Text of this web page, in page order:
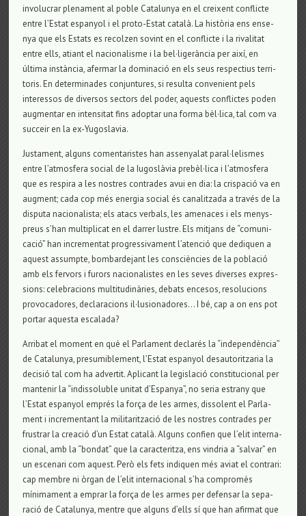
invo­lu­crar ple­na­ment al poble Cata­lu­nya en el crei­xent con­flicte
entre l’Estat espa­nyol i el proto-Estat català. La història ens ense­
nya que els Estats es recol­zen sovint en el con­flicte i la riva­li­tat
entre ells, ati­ant el naci­o­na­lisme i la bel·ligerància per així, en
última instància, afer­mar la domi­nació en els seus res­pec­tius ter­ri­
to­ris. En deter­mi­na­des con­jun­tu­res, si resulta con­ve­ni­ent pels
interes­sos de diver­sos sec­tors del poder, aquests con­flic­tes poden
aug­men­tar en inten­si­tat fins adop­tar una forma bèl·lica, tal com va
suc­ceir en la ex-Yugos­la­via.
Jus­ta­ment, alguns comen­ta­ris­tes han asse­nya­lat paral·lelis­mes
entre l’atmos­fera social de la Iugoslàvia prebèl·lica i l’atmos­fera
que es res­pira a les nos­tres con­tra­des avui en dia: la cris­pació va en
aug­ment; cada cop més ener­gia social és cana­lit­zada a través de la
dis­puta naci­o­na­lista; els atacs ver­bals, les ame­na­ces i els menys­
preus s’han mul­ti­pli­cat en el dar­rer lus­tre. Els mit­jans de “comu­ni­
cació” han incre­men­tat pro­gres­si­va­ment l’atenció que dedi­quen a
aquest assumpte, bom­bar­de­jant les consciències de la població
amb els fer­vors i furors naci­o­na­lis­tes en les seves diver­ses expres­
si­ons: cele­bra­ci­ons mul­ti­tu­dinàries, debats ence­sos, reso­lu­ci­ons
pro­vo­ca­do­res, decla­ra­ci­ons il·lusi­o­na­do­res… I bé, cap a on ens pot
por­tar aquesta esca­lada?
Arri­bat el moment en què el Par­la­ment declarés la “inde­pendència”
de Cata­lu­nya, pre­su­mi­ble­ment, l’Estat espa­nyol desau­to­rit­za­ria la
decisió tal com ha adver­tit. Apli­cant la legis­lació cons­ti­tu­ci­o­nal per
man­te­nir la “indis­so­lu­ble uni­tat d’Espa­nya”, no seria estrany que
l’Estat espa­nyol emprés la força de les armes, dis­so­lent el Par­la­
ment i incre­men­tant la mili­ta­rit­zació de les nos­tres con­tra­des per
frus­trar la cre­ació d’un Estat català. Alguns con­fien que l’elit inter­na­
ci­o­nal, amb la “bon­dat” que la carac­te­ritza, ens vin­dria a “sal­var” en
un esce­nari com aquest. Però els fets indi­quen més aviat el con­trari:
cap mem­bre ni òrgan de l’elit inter­na­ci­o­nal s’ha com­promès
mínima­ment a emprar la força de les armes per defen­sar la sepa­
ració de Cata­lu­nya, men­tre que alguns d’ells sí que han afir­mat que